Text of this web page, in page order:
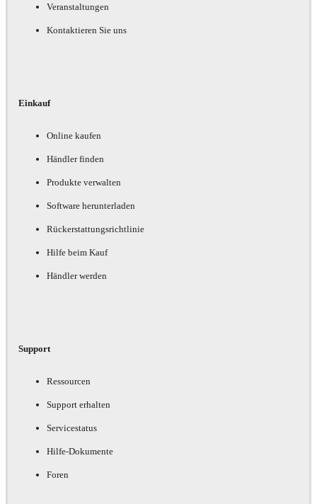
Veranstaltungen
Kontaktieren Sie uns
Einkauf
Online kaufen
Händler finden
Produkte verwalten
Software herunterladen
Rückerstattungsrichtlinie
Hilfe beim Kauf
Händler werden
Support
Ressourcen
Support erhalten
Servicestatus
Hilfe-Dokumente
Foren